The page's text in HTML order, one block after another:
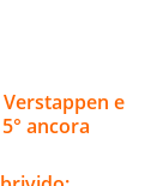
e
ancora